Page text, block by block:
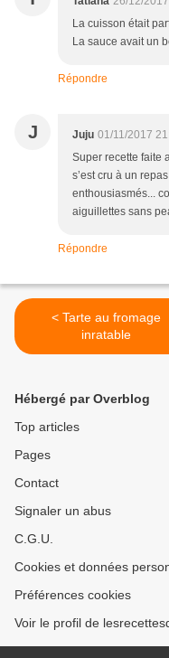
La cuisson était
La sauce avait un
Répondre
J Juju 01/11/2017
Super recette faite
s’est cru à un
enthousiasmés...
aiguillettes sans
Répondre
< Tarte au fromage
inratable
Hébergé par Overblog
Top articles
Pages
Contact
Signaler un abus
C.G.U.
Cookies et données
Préférences cookies
Voir le profil de